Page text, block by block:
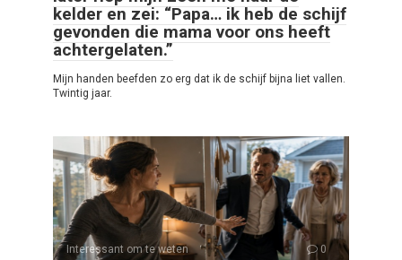
kelder en zei: “Papa… ik heb de schijf
gevonden die mama voor ons heeft
achtergelaten.”
Mijn handen beefden zo erg dat ik de schijf bijna liet vallen.
Twintig jaar.
Interessant om te weten 0